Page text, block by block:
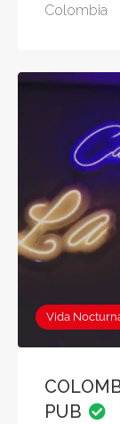
Colombia
Vida
PUB